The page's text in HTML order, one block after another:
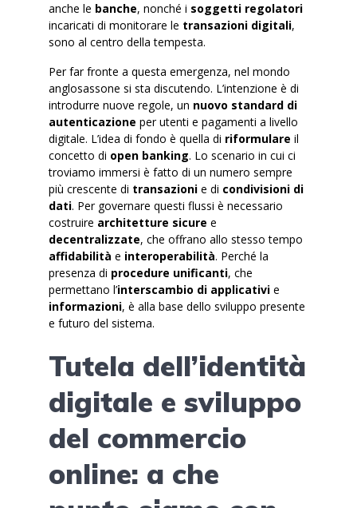
anche le banche, nonché i soggetti regolatori
incaricati di monitorare le transazioni digitali,
sono al centro della tempesta.
Per far fronte a questa emergenza, nel mondo
anglosassone si sta discutendo. L’intenzione è di
introdurre nuove regole, un nuovo standard di
autenticazione per utenti e pagamenti a livello
digitale. L’idea di fondo è quella di riformulare il
concetto di open banking. Lo scenario in cui ci
troviamo immersi è fatto di un numero sempre
più crescente di transazioni e di condivisioni di
dati. Per governare questi flussi è necessario
costruire architetture sicure e
decentralizzate, che offrano allo stesso tempo
affidabilità e interoperabilità. Perché la
presenza di procedure unificanti, che
permettano l’interscambio di applicativi e
informazioni, è alla base dello sviluppo presente
e futuro del sistema.
Tutela dell’identità
digitale e sviluppo
del commercio
online: a che